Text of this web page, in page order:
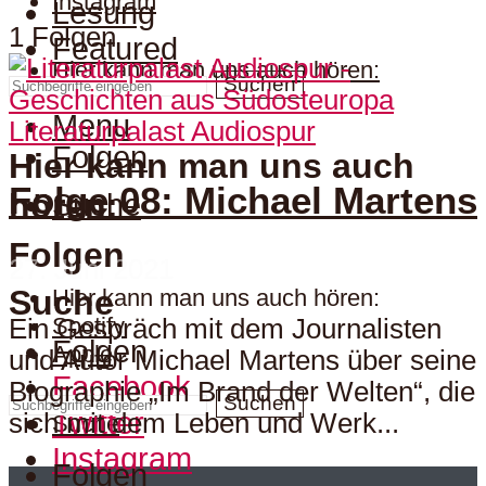
Hier kann man uns auch hören:
Hier kann man uns auch
hören:
Hier kann man uns auch hören:
Spotify
Apple
Suche
Suchen
Folgen
Folgen
Folgen
Facebook
Twitter
Instagram
Lesung
Featured
Menu
Suche
Suche
Suchen
Folgen
1 Folgen
Literaturpalast Audiospur
Folge 08: Michael Martens
27. Juni 2021
Ein Gespräch mit dem Journalisten
und Autor Michael Martens über seine
Biographie „Im Brand der Welten“, die
sich mit dem Leben und Werk...